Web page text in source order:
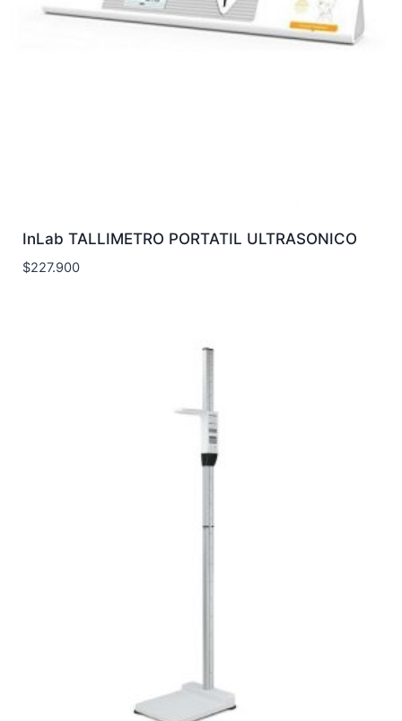
InLab TALLIMETRO PORTATIL ULTRASONICO
$227.900